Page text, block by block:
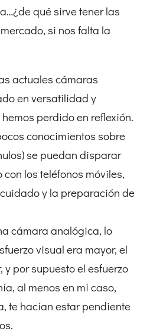
qué sirve tener las
si nos falta la
actuales cámaras
en versatilidad y
perdido en reflexión.
conocimientos sobre
se puedan disparar
los teléfonos móviles,
y la preparación de
cámara analógica, lo
visual era mayor, el
por supuesto el esfuerzo
al menos en mi caso,
te hacían estar pendiente